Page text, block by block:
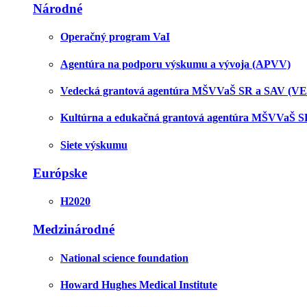
Národné
Operačný program VaI
Agentúra na podporu výskumu a vývoja (APVV)
Vedecká grantová agentúra MŠVVaŠ SR a SAV
Kultúrna a edukačná grantová agentúra MŠVVaŠ
Siete výskumu
Európske
H2020
Medzinárodné
National science foundation
Howard Hughes Medical Institute